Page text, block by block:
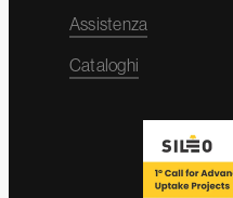
Assistenza
Cataloghi